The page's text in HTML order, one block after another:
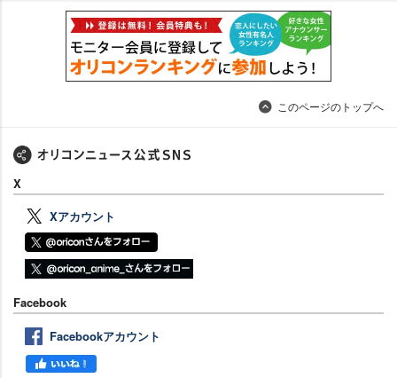
このページのトップへ
X
Xアカウント
Facebook
Facebookアカウント